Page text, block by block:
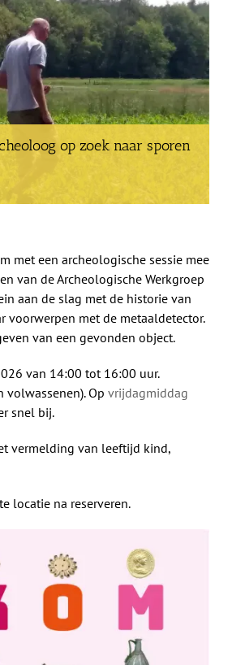
op zoek naar sporen
met een archeologische sessie mee
van de Archeologische Werkgroep
aan de slag met de historie van
voorwerpen met de metaaldetector.
van een gevonden object.
van 14:00 tot 16:00 uur.
Op vrijdagmiddag
snel bij.
vermelding van leeftijd kind,
locatie na reserveren.